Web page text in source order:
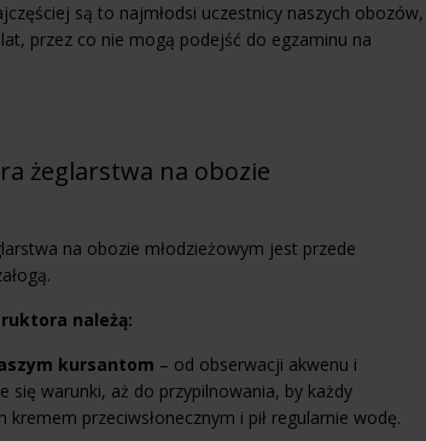
są to najmłodsi uczestnicy naszych obozów,
przez co nie mogą podejść do egzaminu na
żeglarstwa na obozie
na obozie młodzieżowym jest przede
należą:
kursantom – od obserwacji akwenu i
się warunki, aż do przypilnowania, by każdy
kremem przeciwsłonecznym i pił regularnie wodę.